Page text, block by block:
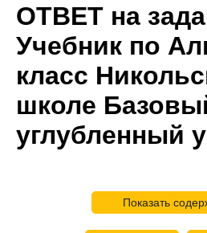
ОТВЕТ на
Учебник по
класс
школе
углубленный
Показать